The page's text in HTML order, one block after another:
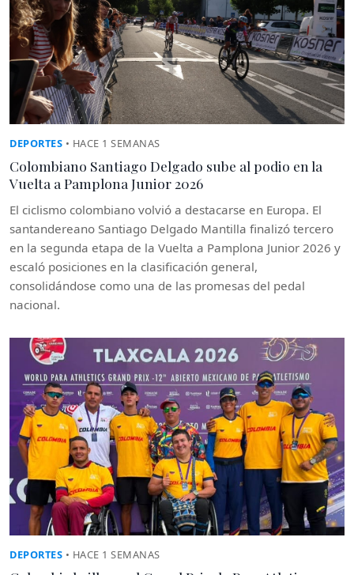
DEPORTES • HACE 1 SEMANAS
Colombiano Santiago Delgado sube al podio en la
Vuelta a Pamplona Junior 2026
El ciclismo colombiano volvió a destacarse en Europa. El
santandereano Santiago Delgado Mantilla finalizó tercero
en la segunda etapa de la Vuelta a Pamplona Junior 2026 y
escaló posiciones en la clasificación general,
consolidándose como una de las promesas del pedal
nacional.
DEPORTES • HACE 1 SEMANAS